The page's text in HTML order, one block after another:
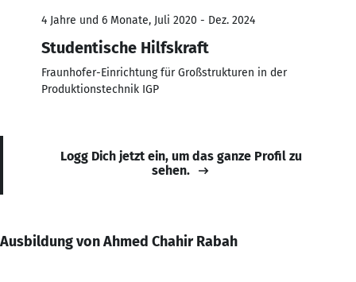
4 Jahre und 6 Monate, Juli 2020 - Dez. 2024
Studentische Hilfskraft
Fraunhofer-Einrichtung für Großstrukturen in der
Produktionstechnik IGP
Logg Dich jetzt ein, um das ganze Profil zu
sehen.
Ausbildung von Ahmed Chahir Rabah